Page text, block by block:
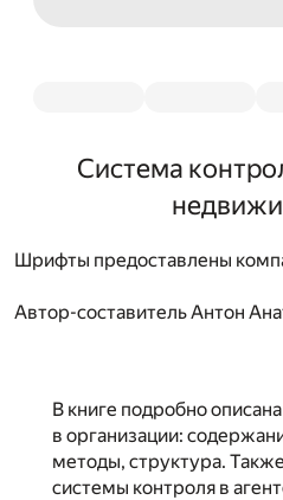
Система
Шрифты предоставлены
Автор-составительАнтон
В книге подробно
в организации:
методы, структура.
системы контроля в